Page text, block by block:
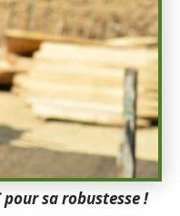
pour sa robustesse !